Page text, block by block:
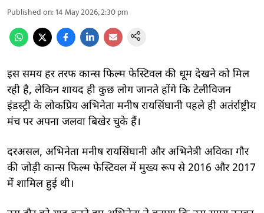
Published on:14 May 2026, 2:30 pm
इस समय हर तरफ कान्स फिल्म फेस्टिवल की धूम देखने को मिल
रही है, लेकिन शायद ही कुछ लोग जानते होंगे कि टेलीविजन
इंडस्ट्री के लोकप्रिय अभिनेता मनीष रायसिंघानी पहले ही अतंर्राष्ट्रीय
मंच पर अपना जलवा बिखेर चुके हैं।
दरअसल, अभिनेता मनीष रायसिंघानी और अभिनेत्री अविका गौर
की जोड़ी कान्स फिल्म फेस्टिवल में मुख्य रूप से 2016 और 2017
में शामिल हुई थी।